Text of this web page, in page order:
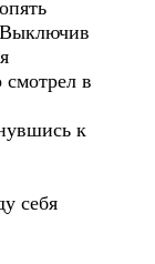
Выключив
смотрел в
к
себя